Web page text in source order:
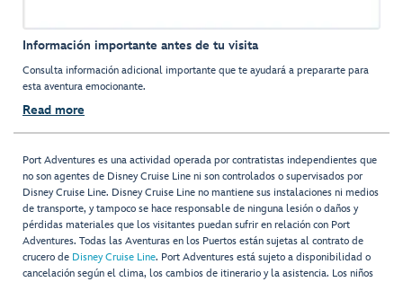
Información importante antes de tu visita
Consulta información adicional importante que te ayudará a prepararte para
esta aventura emocionante.
Read more
Port Adventures es una actividad operada por contratistas independientes que
no son agentes de Disney Cruise Line ni son controlados o supervisados por
Disney Cruise Line. Disney Cruise Line no mantiene sus instalaciones ni medios
de transporte, y tampoco se hace responsable de ninguna lesión o daños y
pérdidas materiales que los visitantes puedan sufrir en relación con Port
Adventures. Todas las Aventuras en los Puertos están sujetas al contrato de
crucero de Disney Cruise Line. Port Adventures está sujeto a disponibilidad o
cancelación según el clima, los cambios de itinerario y la asistencia. Los niños